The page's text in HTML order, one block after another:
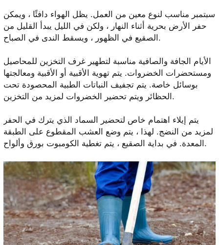
سبتمبر مناسب لنوع معين من العمل. يظل الهواء دافئًا ، ويمكن
حفر الأرض بحرية أثناء النهار ، ولكن في الليل يبدأ القليل من
الصقيع في الظهور ، ويسقط الندى في الصباح.
الأيام الجافة والصافية مناسبة لتطهير غرف التخزين للمحاصيل
ومستحضرات الخضروات. يتم تهوية الأقبية أو الأقبية ومعالجتها
بوسائل خاصة. يتم تجفيف النباتات الطبية المحصودة تحت
الحظائر ويتم تحضير الخضروات لمزيد من التخزين.
يتم إيلاء اهتمام خاص لتحضير السماد الذي يترك في الحفر
لمزيد من النضج. لهذا ، يتم وضع العشب المقطوع على الطبقة
المعدة. في بداية الصقيع ، يتم تغطية الكومبوت بورق وألواح.